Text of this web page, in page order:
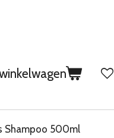
Shampoo 500ml